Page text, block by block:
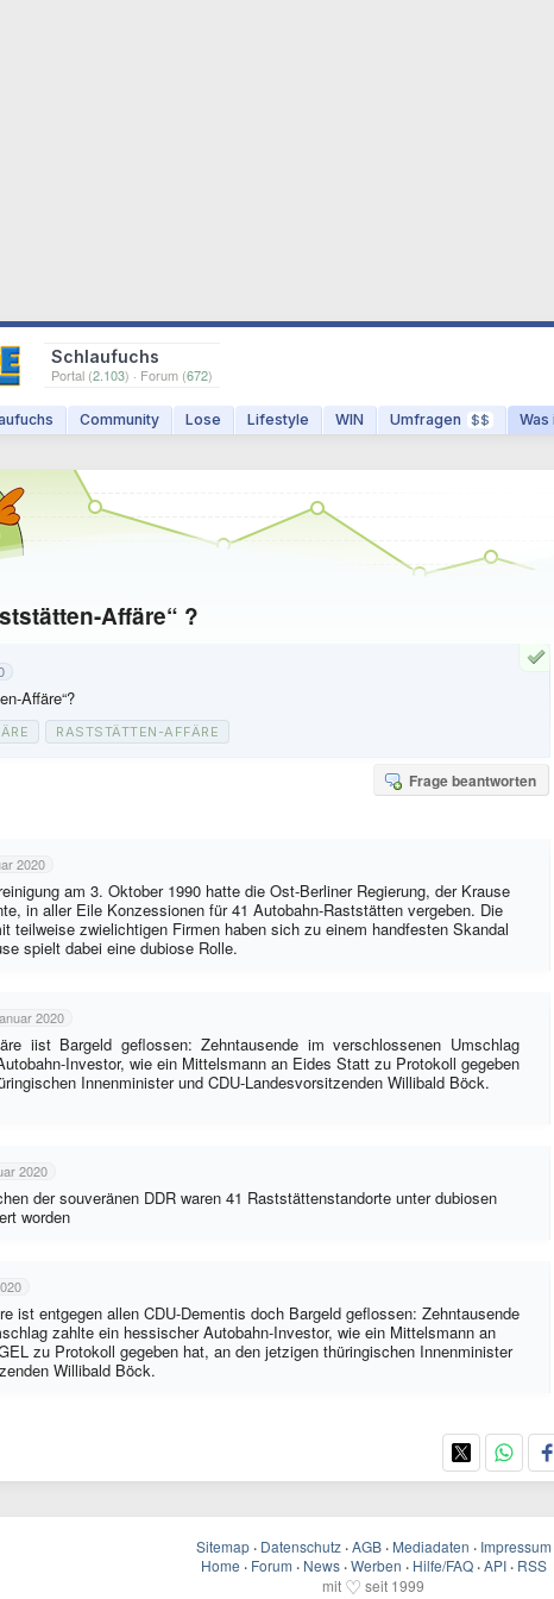
Schlaufuchs
Portal (2.103) · Forum (672)
Community Lose Lifestyle WIN Umfragen $$ Was
Affäre“ ?
Affäre“?
RASTSTÄTTEN-AFFÄRE
Frage beantworten
2020
am 3. Oktober 1990 hatte die Ost-Berliner Regierung, der Krause
in aller Eile Konzessionen für 41 Autobahn-Raststätten vergeben. Die
teilweise zwielichtigen Firmen haben sich zu einem handfesten Skandal
spielt dabei eine dubiose Rolle.
2020
iist Bargeld geflossen: Zehntausende im verschlossenen Umschlag
Investor, wie ein Mittelsmann an Eides Statt zu Protokoll gegeben
Innenminister und CDU-Landesvorsitzenden Willibald Böck.
2020
der souveränen DDR waren 41 Raststättenstandorte unter dubiosen
worden
ist entgegen allen CDU-Dementis doch Bargeld geflossen: Zehntausende
zahlte ein hessischer Autobahn-Investor, wie ein Mittelsmann an
zu Protokoll gegeben hat, an den jetzigen thüringischen Innenminister
Willibald Böck.
Sitemap · Datenschutz · AGB · Mediadaten · Impressum
Home · Forum · News · Werben · Hilfe/FAQ · API · RSS
mit ♡ seit 1999